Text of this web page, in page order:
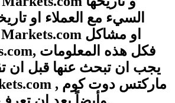
السيء مع العملاء او
يجب ان تبحث عنها قبل ان